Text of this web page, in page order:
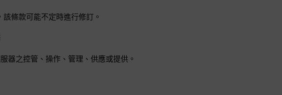
該條款可能不定時進行修訂。
器之控管、操作、管理、供應或提供。